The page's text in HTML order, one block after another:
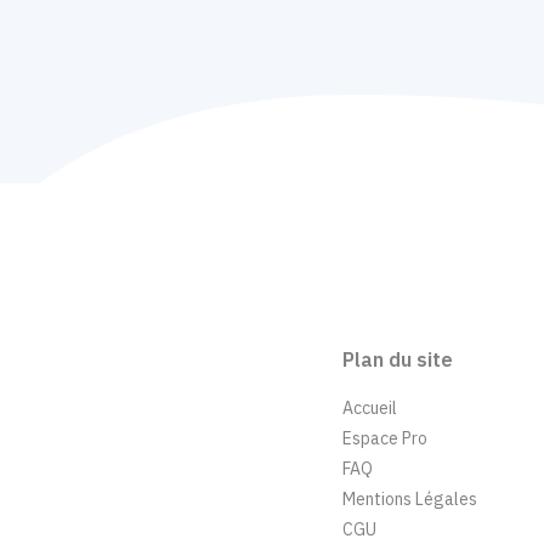
Plan du site
Accueil
Espace Pro
FAQ
Mentions Légales
CGU